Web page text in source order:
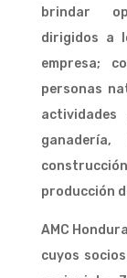
brindar
dirigidos a
empresa;
personas
producción
AMC
cuyos